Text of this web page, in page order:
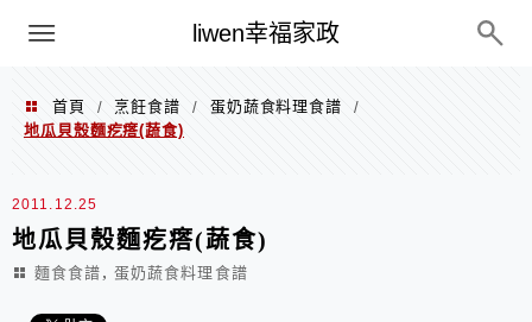
liwen幸福家政
menu
首頁 / 烹飪食譜 / 蛋奶蔬食料理食譜
/
地瓜貝殼麵疙瘩(蔬食)
2011.12.25
地瓜貝殼麵疙瘩(蔬食)
麵食食譜 , 蛋奶蔬食料理食譜